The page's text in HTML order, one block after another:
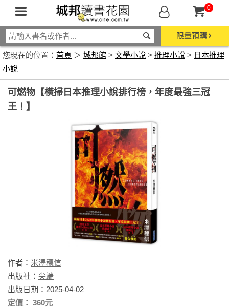
0
限量預購
您現在的位置： 首頁 ＞ 城邦館 > 文學小說 > 推理小說 > 日本推理
小說
可燃物【橫掃日本推理小說排行榜，年度最強三冠
王！】
作者： 米澤穗信
出版社： 尖端
出版日期：2025-04-02
定價： 360元